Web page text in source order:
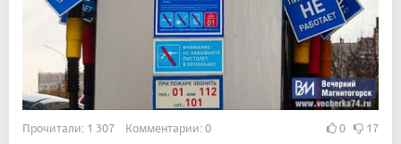
Прочитали: 1 307 Комментарии: 0 0 17